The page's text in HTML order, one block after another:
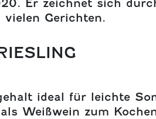
Er zeichnet sich
Gerichten.
ideal für leichte
Weißwein zum